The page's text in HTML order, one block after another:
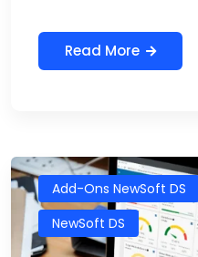
Read More
Add-Ons NewSoft DS
NewSoft DS